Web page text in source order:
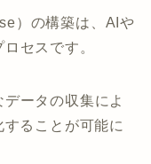
）の構築は、AIや
セスです。
ータの収集によ
ることが可能に